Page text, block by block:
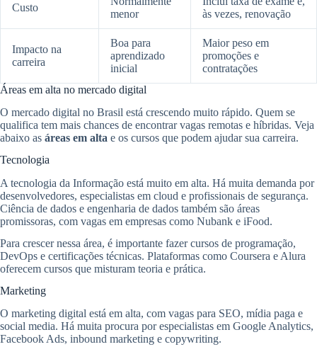
Custo
menor
às vezes, renovação
Impacto na
carreira
Boa para
aprendizado
inicial
Maior peso em
promoções e
contratações
Áreas em alta no mercado digital
O mercado digital no Brasil está crescendo muito rápido. Quem se
qualifica tem mais chances de encontrar vagas remotas e híbridas. Veja
abaixo as áreas em alta e os cursos que podem ajudar sua carreira.
Tecnologia
A tecnologia da Informação está muito em alta. Há muita demanda por
desenvolvedores, especialistas em cloud e profissionais de segurança.
Ciência de dados e engenharia de dados também são áreas
promissoras, com vagas em empresas como Nubank e iFood.
Para crescer nessa área, é importante fazer cursos de programação,
DevOps e certificações técnicas. Plataformas como Coursera e Alura
oferecem cursos que misturam teoria e prática.
Marketing
O marketing digital está em alta, com vagas para SEO, mídia paga e
social media. Há muita procura por especialistas em Google Analytics,
Facebook Ads, inbound marketing e copywriting.